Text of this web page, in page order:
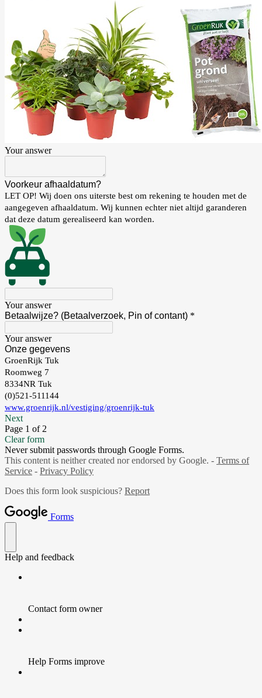
Your answer
Voorkeur afhaaldatum?
LET OP! Wij doen ons uiterste best om rekening te houden met de
aangegeven afhaaldatum. Wij kunnen echter niet altijd garanderen
dat deze datum gerealiseerd kan worden.
Your answer
Betaalwijze? (Betaalverzoek, Pin of contant) *
Your answer
Onze gegevens
GroenRijk Tuk
Roomweg 7
8334NR Tuk
(0)521-511144
www.groenrijk.nl/vestiging/groenrijk-tuk
Next
Page 1 of 2
Clear form
Never submit passwords through Google Forms.
This content is neither created nor endorsed by Google. - Terms of
Service - Privacy Policy
Does this form look suspicious? Report
Forms
Help and feedback
Contact form owner
Help Forms improve